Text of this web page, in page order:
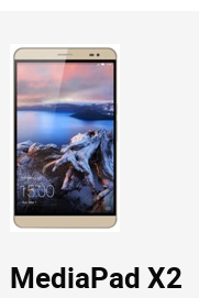
MediaPad X2